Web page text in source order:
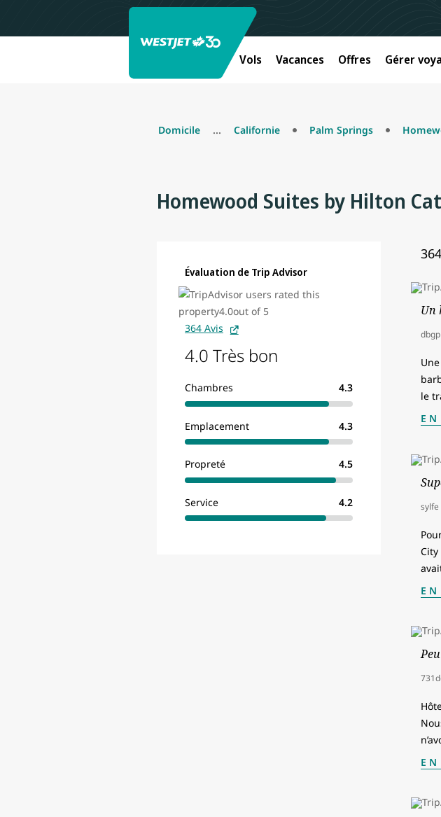
Vols Vacances Offres Gérer
Domicile ... Californie Palm Springs
Homewood Suites by Hilton
Évaluation de Trip Advisor
364 Avis
4.0 Très bon
Chambres 4.3
Emplacement 4.3
Propreté 4.5
Service 4.2
Un
le
sylfe